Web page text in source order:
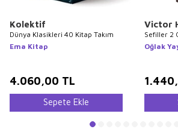
Kolektif
Dünya Klasikleri 40 Kitap Takım
Ema Kitap
4.060,00 TL
Sepete Ekle
Victor
Sefiller 2
Oğlak